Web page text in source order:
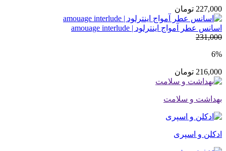
227,000 تومان
اسانس عطر آمواج اینترلود | amouage interlude
231,000
6%
216,000 تومان
بهداشت و سلامت
ادکلن و اسپری